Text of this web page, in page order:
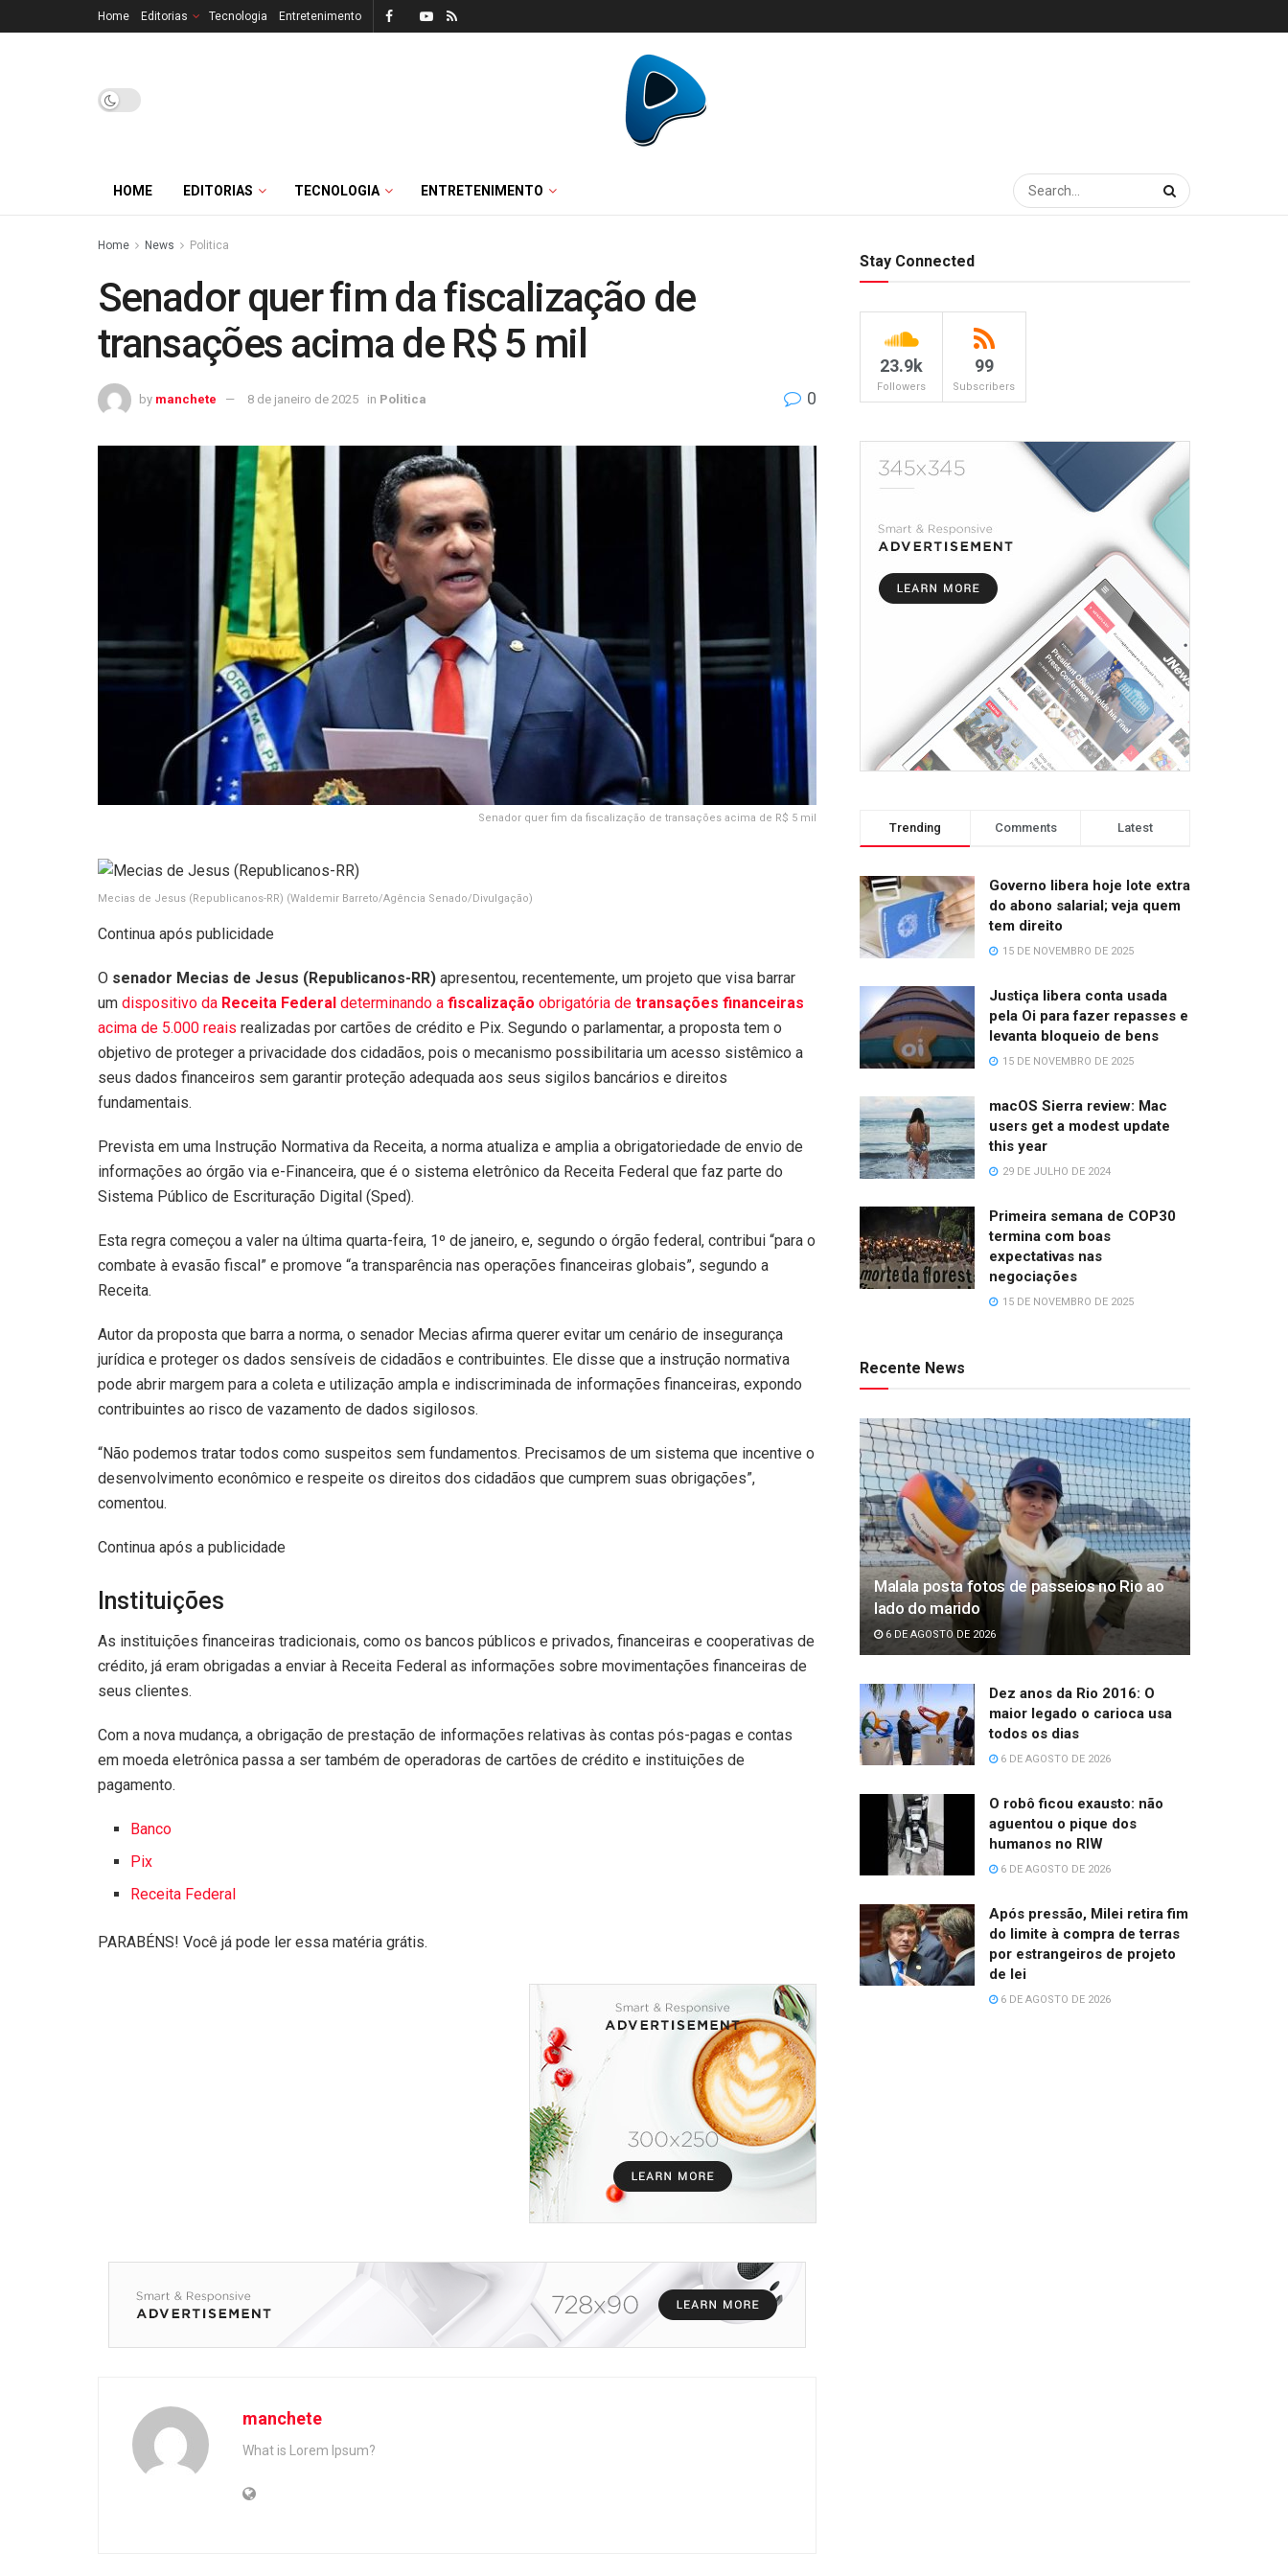
Home Editorias Tecnologia Entretenimento
HOME EDITORIAS TECNOLOGIA ENTRETENIMENTO
Home News Politica
Senador quer fim da fiscalização de
transações acima de R$ 5 mil
by manchete 8 de janeiro de 2025 in Politica 0
Senador quer fim da fiscalização de transações acima de R$ 5 mil
Mecias de Jesus (Republicanos-RR) (Waldemir Barreto/Agência Senado/Divulgação)
Continua após publicidade
O senador Mecias de Jesus (Republicanos-RR) apresentou, recentemente, um projeto que visa barrar
um dispositivo da Receita Federal determinando a fiscalização obrigatória de transações financeiras
acima de 5.000 reais realizadas por cartões de crédito e Pix. Segundo o parlamentar, a proposta tem o
objetivo de proteger a privacidade dos cidadãos, pois o mecanismo possibilitaria um acesso sistêmico a
seus dados financeiros sem garantir proteção adequada aos seus sigilos bancários e direitos
fundamentais.
Prevista em uma Instrução Normativa da Receita, a norma atualiza e amplia a obrigatoriedade de envio de
informações ao órgão via e-Financeira, que é o sistema eletrônico da Receita Federal que faz parte do
Sistema Público de Escrituração Digital (Sped).
Esta regra começou a valer na última quarta-feira, 1º de janeiro, e, segundo o órgão federal, contribui “para o
combate à evasão fiscal” e promove “a transparência nas operações financeiras globais”, segundo a
Receita.
Autor da proposta que barra a norma, o senador Mecias afirma querer evitar um cenário de insegurança
jurídica e proteger os dados sensíveis de cidadãos e contribuintes. Ele disse que a instrução normativa
pode abrir margem para a coleta e utilização ampla e indiscriminada de informações financeiras, expondo
contribuintes ao risco de vazamento de dados sigilosos.
“Não podemos tratar todos como suspeitos sem fundamentos. Precisamos de um sistema que incentive o
desenvolvimento econômico e respeite os direitos dos cidadãos que cumprem suas obrigações”,
comentou.
Continua após a publicidade
Instituições
As instituições financeiras tradicionais, como os bancos públicos e privados, financeiras e cooperativas de
crédito, já eram obrigadas a enviar à Receita Federal as informações sobre movimentações financeiras de
seus clientes.
Com a nova mudança, a obrigação de prestação de informações relativas às contas pós-pagas e contas
em moeda eletrônica passa a ser também de operadoras de cartões de crédito e instituições de
pagamento.
Banco
Pix
Receita Federal
PARABÉNS! Você já pode ler essa matéria grátis.
manchete
What is Lorem Ipsum?
Stay Connected
23.9k
Followers
99
Subscribers
Trending Comments Latest
Governo libera hoje lote extra
do abono salarial; veja quem
tem direito
15 DE NOVEMBRO DE 2025
Justiça libera conta usada
pela Oi para fazer repasses e
levanta bloqueio de bens
15 DE NOVEMBRO DE 2025
macOS Sierra review: Mac
users get a modest update
this year
29 DE JULHO DE 2024
Primeira semana de COP30
termina com boas
expectativas nas
negociações
15 DE NOVEMBRO DE 2025
Recente News
Malala posta fotos de passeios no Rio ao
lado do marido
6 DE AGOSTO DE 2026
Dez anos da Rio 2016: O
maior legado o carioca usa
todos os dias
6 DE AGOSTO DE 2026
O robô ficou exausto: não
aguentou o pique dos
humanos no RIW
6 DE AGOSTO DE 2026
Após pressão, Milei retira fim
do limite à compra de terras
por estrangeiros de projeto
de lei
6 DE AGOSTO DE 2026